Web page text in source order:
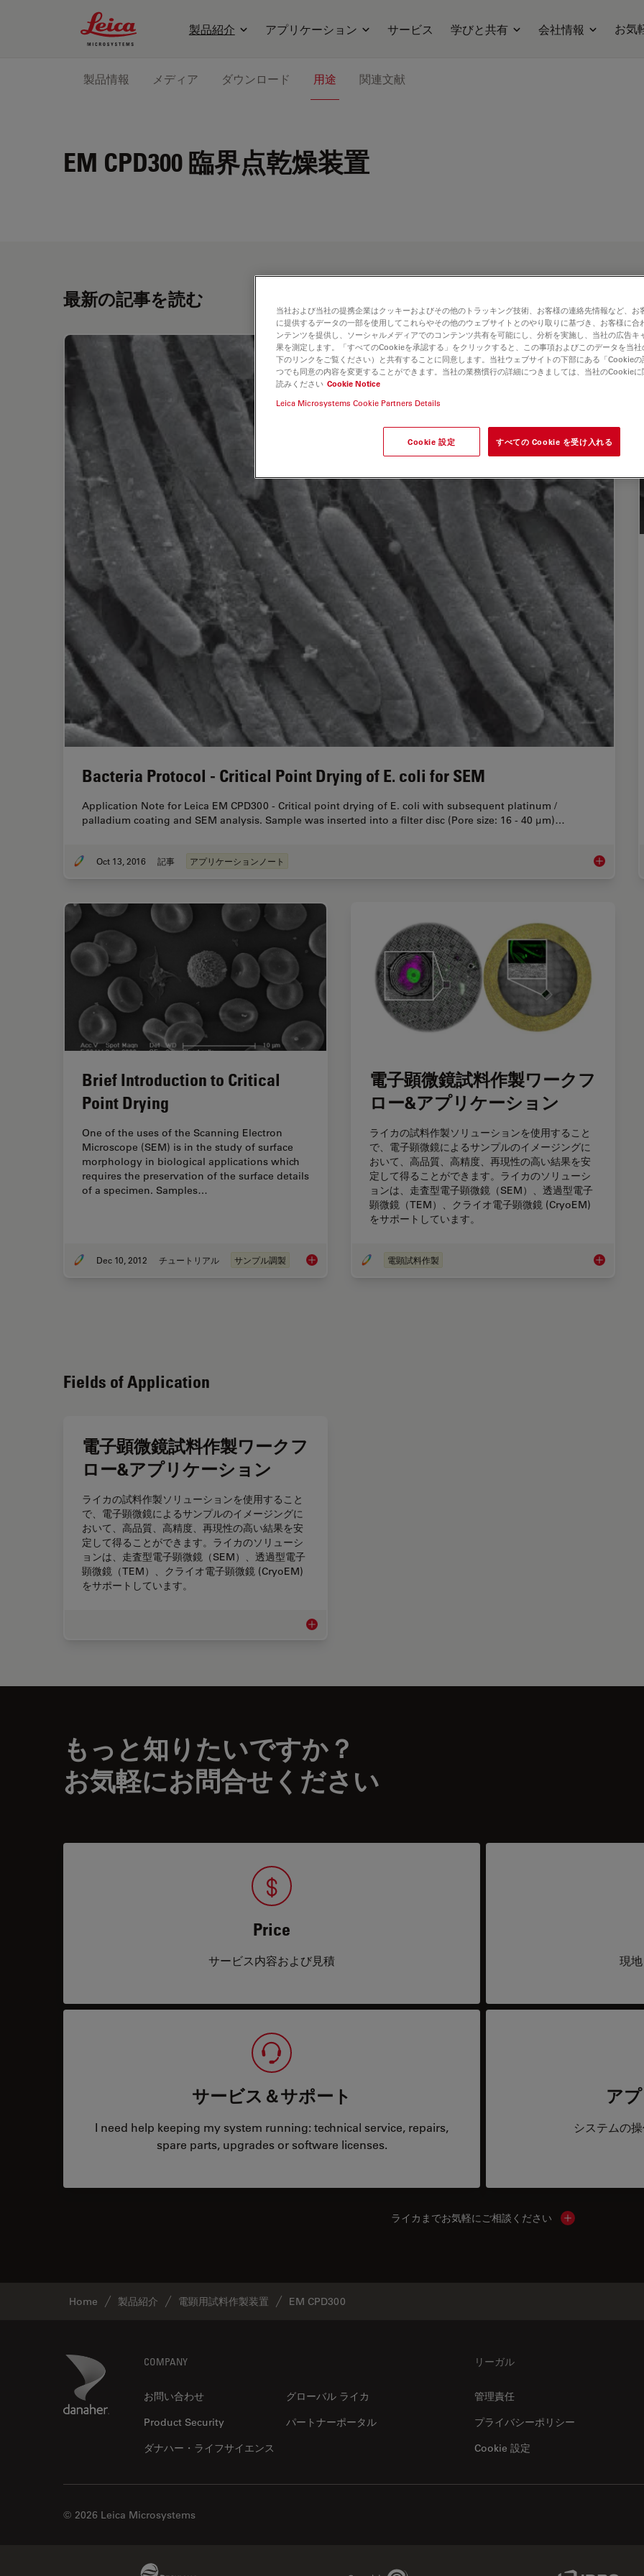
Leica Microsystems Logo
製品紹介 アプリケーション サービス 学びと共有 会社情報 お気
製品情報 メディア ダウンロード 用途 関連文献
EM CPD300 臨界点乾燥装置
最新の記事を読む
Bacteria Protocol - Critical Point Drying of E. coli for SEM
Application Note for Leica EM CPD300 - Critical point drying of E. coli with subsequent platinum /
palladium coating and SEM analysis. Sample was inserted into a filter disc (Pore size: 16 - 40 μm)…
Oct 13, 2016 記事 アプリケーションノート Bacteria
Brief Introduction to Critical
Point Drying
One of the uses of the Scanning Electron
Microscope (SEM) is in the study of surface
morphology in biological applications which
requires the preservation of the surface details
of a specimen. Samples…
Dec 10, 2012 チュートリアル サンプル調製 Brief Introduction to Critical Point Drying
電子顕微鏡試料作製ワークフ
ロー&アプリケーション
ライカの試料作製ソリューションを使用すること
で、電子顕微鏡によるサンプルのイメージングに
おいて、高品質、高精度、再現性の高い結果を安
定して得ることができます。ライカのソリューシ
ョンは、走査型電子顕微鏡（SEM）、透過型電子
顕微鏡（TEM）、クライオ電子顕微鏡 (CryoEM)
をサポートしています。
電顕試料作製 電子顕微鏡
Fields of Application
電子顕微鏡試料作製ワークフ
ロー&アプリケーション
ライカの試料作製ソリューションを使用すること
で、電子顕微鏡によるサンプルのイメージングに
おいて、高品質、高精度、再現性の高い結果を安
定して得ることができます。ライカのソリューシ
ョンは、走査型電子顕微鏡（SEM）、透過型電子
顕微鏡（TEM）、クライオ電子顕微鏡 (CryoEM)
をサポートしています。
電子顕微鏡試料作製ワークフロー&アプリケーション
もっと知りたいですか？
お気軽にお問合せください
Price
サービス内容および見積 現
サービス＆サポート
I need help keeping my system running: technical service, repairs,
spare parts, upgrades or software licenses.
ア
システムの
ライカまでお気軽にご相談ください Show local
Home 製品紹介 電顕用試料作製装置 EM CPD300
Danaher Logo COMPANY
お問い合わせ
グローバル ライカ
Product Security
パートナーポータル
ダナハー・ライフサイエンス
リーガル
管理責任
プライバシーポリシー
Cookie 設定
© 2026 Leica Microsystems
Genedata Link
当社および当社の提携企業はクッキーおよびその他のトラッキング技術、お客様の連絡先情報など、お
に提供するデータの一部を使用してこれらやその他のウェブサイトとのやり取りに基づき、お客様に合
ンテンツを提供し、ソーシャルメディアでのコンテンツ共有を可能にし、分析を実施し、当社の広告キ
果を測定します。「すべてのCookieを承認する」をクリックすると、この事項およびこのデータを当
下のリンクをご覧ください）と共有することに同意します。当社ウェブサイトの下部にある「Cookie
つでも同意の内容を変更することができます。当社の業務慣行の詳細につきましては、当社のCookie
読みください Cookie Notice
Leica Microsystems Cookie Partners Details
Cookie 設定 すべての Cookie を受け入れる